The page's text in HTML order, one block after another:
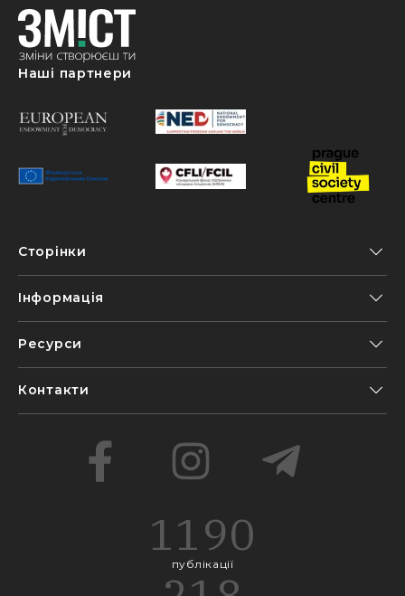
Наші партнери
Сторінки
Інформація
Ресурси
Контакти
1190
публікації